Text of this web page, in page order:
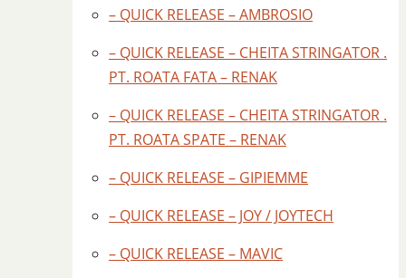
– QUICK RELEASE – AMBROSIO
– QUICK RELEASE – CHEITA STRINGATOR .
PT. ROATA FATA – RENAK
– QUICK RELEASE – CHEITA STRINGATOR .
PT. ROATA SPATE – RENAK
– QUICK RELEASE – GIPIEMME
– QUICK RELEASE – JOY / JOYTECH
– QUICK RELEASE – MAVIC